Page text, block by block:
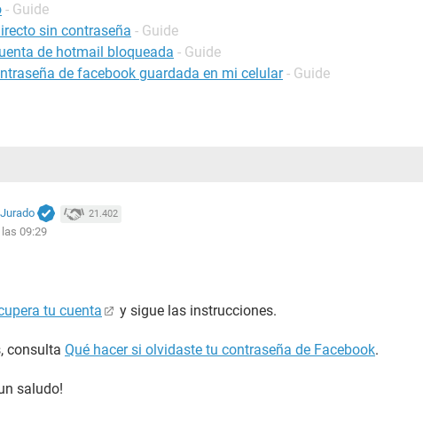
- Guide
sin contraseña - Guide
de hotmail bloqueada - Guide
de facebook guardada en mi celular - Guide
21.402
09:29
tu cuenta y sigue las instrucciones.
consulta Qué hacer si olvidaste tu contraseña de Facebook.
saludo!